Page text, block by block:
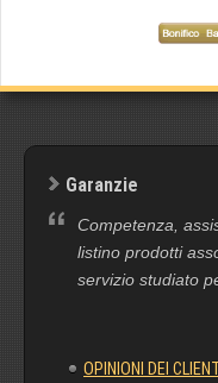
Garanzie
Competenza,
listino prodotti
servizio studiato
OPINIONI DEI